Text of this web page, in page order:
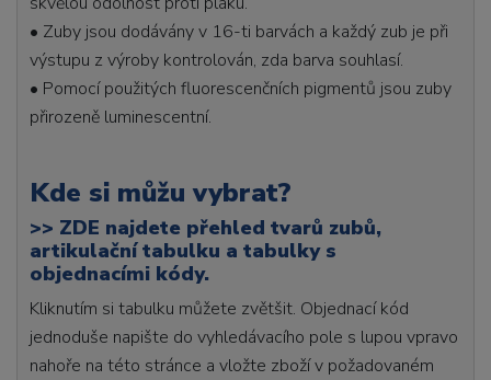
• Zuby jsou dodávány v 16-ti barvách a každý zub je při
výstupu z výroby kontrolován, zda barva souhlasí.
• Pomocí použitých fluorescenčních pigmentů jsou zuby
přirozeně luminescentní.
Kde si můžu vybrat?
>> ZDE najdete přehled tvarů zubů,
artikulační tabulku a tabulky s
objednacími kódy.
Kliknutím si tabulku můžete zvětšit. Objednací kód
jednoduše napište do vyhledávacího pole s lupou vpravo
nahoře na této stránce a vložte zboží v požadovaném